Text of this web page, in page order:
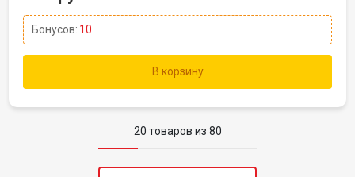
Бонусов: 10
В корзину
20 товаров из 80